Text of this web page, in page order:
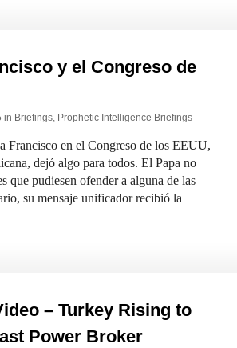
y el Congreso de
in Briefings, Prophetic Intelligence Briefings
Francisco en el Congreso de los EEUU,
dejó algo para todos. El Papa no
que pudiesen ofender a alguna de las
su mensaje unificador recibió la
– Turkey Rising to
Power Broker